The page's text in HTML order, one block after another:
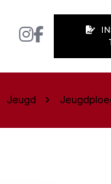
Jeugd